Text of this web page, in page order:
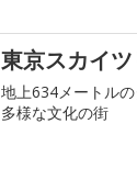
東京スカイ
地上634メートル
多様な文化の街